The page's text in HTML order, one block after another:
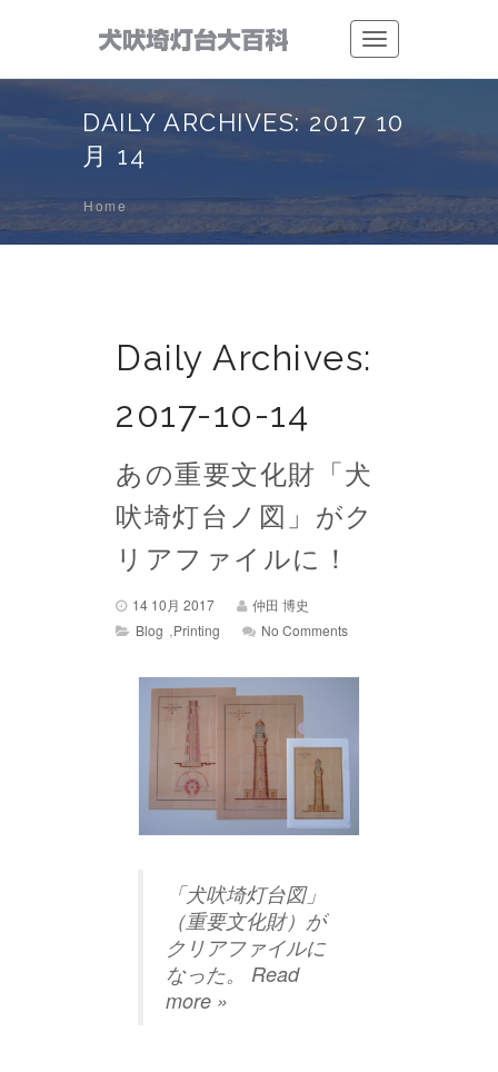
Toggle
DAILY ARCHIVES: 2017 10
月 14
Home
Daily Archives:
2017-10-14
あの重要文化財「犬
吠埼灯台ノ図」がク
リアファイルに！
14 10月 2017
仲田 博史
Blog ,Printing No Comments
「犬吠埼灯台図」
（重要文化財）が
クリアファイルに
なった。 Read
more »